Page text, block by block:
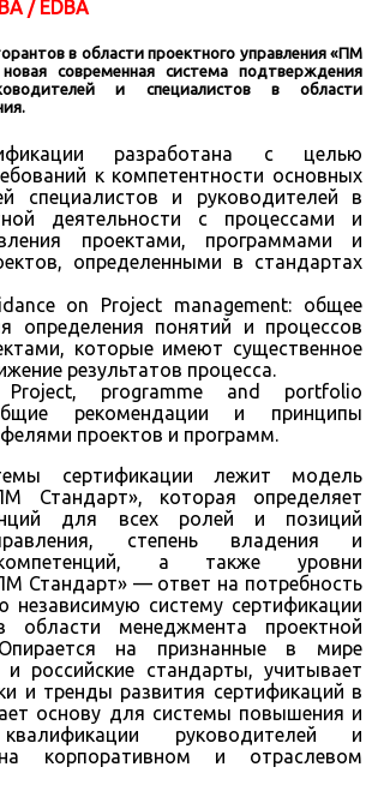
/ EDBA
в области проектного управления «ПМ
современная система подтверждения
и специалистов в области
разработана с целью
к компетентности основных
специалистов и руководителей в
деятельности с процессами и
проектами, программами и
определенными в стандартах
on Project management: общее
определения понятий и процессов
которые имеют существенное
результатов процесса.
programme and portfolio
рекомендации и принципы
проектов и программ.
сертификации лежит модель
Стандарт», которая определяет
для всех ролей и позиций
степень владения и
а также уровни
Стандарт» — ответ на потребность
независимую систему сертификации
области менеджмента проектной
Опирается на признанные в мире
российские стандарты, учитывает
и тренды развития сертификаций в
основу для системы повышения и
руководителей и
корпоративном и отраслевом